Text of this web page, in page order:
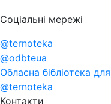
Соціальні мережі
@ternoteka
@odbteua
Обласна бібліотека
@ternoteka
Контакти